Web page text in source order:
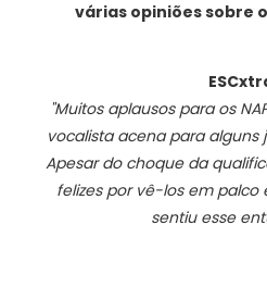
várias opiniões sobre
"Muitos aplausos para os
vocalista acena para alguns
Apesar do choque da
felizes por vê-los em
sentiu esse